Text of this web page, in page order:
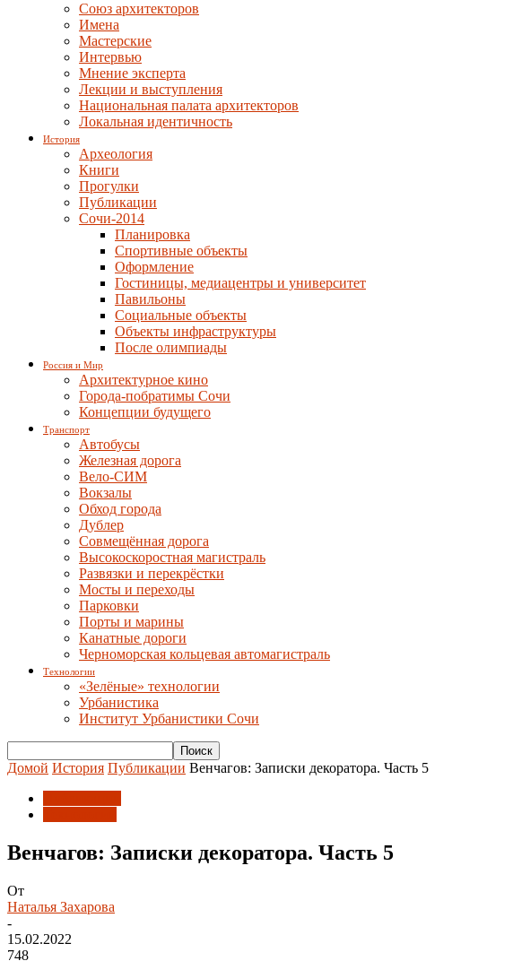
Союз архитекторов
Имена
Мастерские
Интервью
Мнение эксперта
Лекции и выступления
Национальная палата архитекторов
Локальная идентичность
История
Археология
Книги
Прогулки
Публикации
Сочи-2014
Планировка
Спортивные объекты
Оформление
Гостиницы, медиацентры и университет
Павильоны
Социальные объекты
Объекты инфраструктуры
После олимпиады
Россия и Мир
Архитектурное кино
Города-побратимы Сочи
Концепции будущего
Транспорт
Автобусы
Железная дорога
Вело-СИМ
Вокзалы
Обход города
Дублер
Совмещённая дорога
Высокоскоростная магистраль
Развязки и перекрёстки
Мосты и переходы
Парковки
Порты и марины
Канатные дороги
Черноморская кольцевая автомагистраль
Технологии
«Зелёные» технологии
Урбанистика
Институт Урбанистики Сочи
Домой История Публикации Венчагов: Записки декоратора. Часть 5
Венчагов: Записки декоратора. Часть 5
От
Наталья Захарова
-
15.02.2022
748